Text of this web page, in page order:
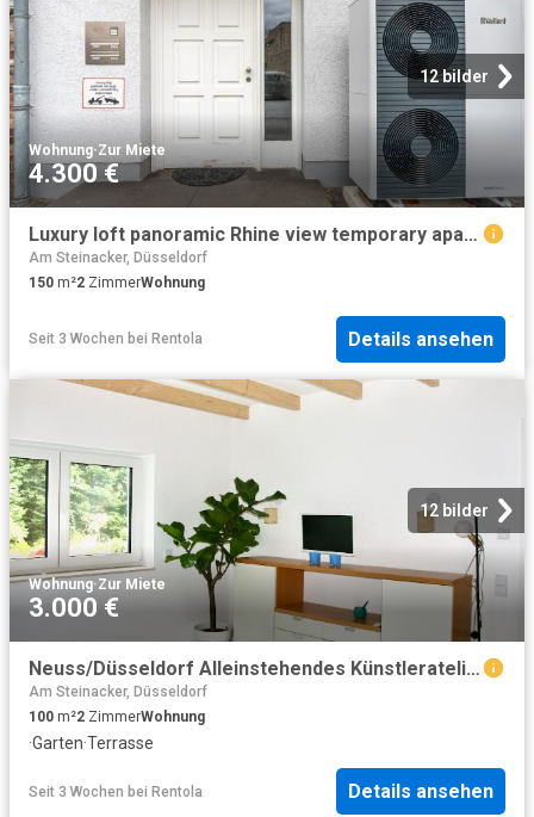
12 bilder
Wohnung·Zur Miete
4.300 €
Luxury loft panoramic Rhine view temporary apartment in Neuss, Neuss Amsterdam Apartments for Rent
Am Steinacker, Düsseldorf
150 m²2 ZimmerWohnung
Seit 3 Wochen bei Rentola Details ansehen
12 bilder
Wohnung·Zur Miete
3.000 €
Neuss/Düsseldorf Alleinstehendes Künstleratelier im Park am Wasserfall, Neuss Amsterdam Apartments for Rent
Am Steinacker, Düsseldorf
100 m²2 ZimmerWohnung
·Garten·Terrasse
Seit 3 Wochen bei Rentola Details ansehen